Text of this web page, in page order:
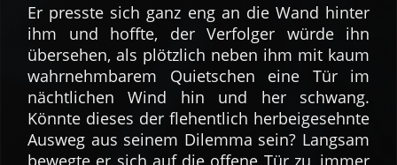
Er presste sich ganz eng an die Wand hinter
ihm und hoffte, der Verfolger würde ihn
übersehen, als plötzlich neben ihm mit kaum
wahrnehmbarem Quietschen eine Tür im
nächtlichen Wind hin und her schwang.
Könnte dieses der flehentlich herbeigesehnte
Ausweg aus seinem Dilemma sein? Langsam
bewegte er sich auf die offene Tür zu, immer